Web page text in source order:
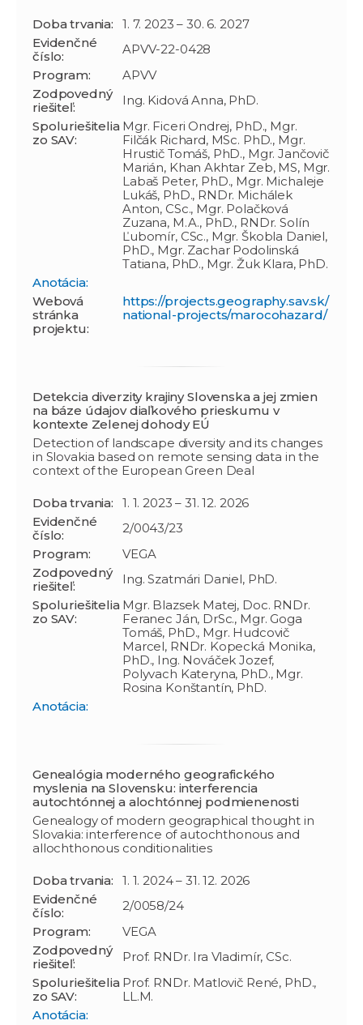
Doba trvania:
1. 7. 2023 – 30. 6. 2027
Evidenčné
číslo:
APVV-22-0428
Program:
APVV
Zodpovedný
riešiteľ:
Ing. Kidová Anna, PhD.
Spoluriešitelia
zo SAV:
Mgr. Ficeri Ondrej, PhD., Mgr.
Filčák Richard, MSc. PhD., Mgr.
Hrustič Tomáš, PhD., Mgr. Jančovič
Marián, Khan Akhtar Zeb, MS, Mgr.
Labaš Peter, PhD., Mgr. Michaleje
Lukáš, PhD., RNDr. Michálek
Anton, CSc., Mgr. Polačková
Zuzana, M.A., PhD., RNDr. Solín
Ľubomír, CSc., Mgr. Škobla Daniel,
PhD., Mgr. Zachar Podolinská
Tatiana, PhD., Mgr. Žuk Klara, PhD.
Anotácia:
Webová
stránka
projektu:
https://projects.geography.sav.sk/
national-projects/marocohazard/
Detekcia diverzity krajiny Slovenska a jej zmien
na báze údajov diaľkového prieskumu v
kontexte Zelenej dohody EÚ
Detection of landscape diversity and its changes
in Slovakia based on remote sensing data in the
context of the European Green Deal
Doba trvania:
1. 1. 2023 – 31. 12. 2026
Evidenčné
číslo:
2/0043/23
Program:
VEGA
Zodpovedný
riešiteľ:
Ing. Szatmári Daniel, PhD.
Spoluriešitelia
zo SAV:
Mgr. Blazsek Matej, Doc. RNDr.
Feranec Ján, DrSc., Mgr. Goga
Tomáš, PhD., Mgr. Hudcovič
Marcel, RNDr. Kopecká Monika,
PhD., Ing. Nováček Jozef,
Polyvach Kateryna, PhD., Mgr.
Rosina Konštantín, PhD.
Anotácia:
Genealógia moderného geografického
myslenia na Slovensku: interferencia
autochtónnej a alochtónnej podmienenosti
Genealogy of modern geographical thought in
Slovakia: interference of autochthonous and
allochthonous conditionalities
Doba trvania:
1. 1. 2024 – 31. 12. 2026
Evidenčné
číslo:
2/0058/24
Program:
VEGA
Zodpovedný
riešiteľ:
Prof. RNDr. Ira Vladimír, CSc.
Spoluriešitelia
zo SAV:
Prof. RNDr. Matlovič René, PhD.,
LL.M.
Anotácia: